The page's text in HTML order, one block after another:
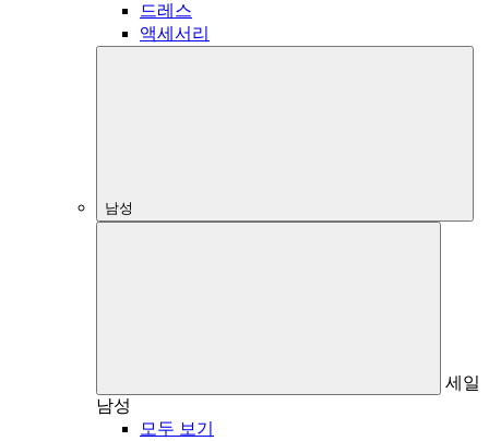
드레스
액세서리
남성
세일
남성
모두 보기